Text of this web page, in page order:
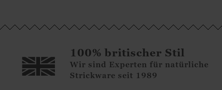
100% britischer Stil
Wir sind Experten für natürliche
Strickware seit 1989